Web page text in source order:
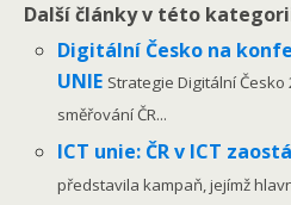
Další články v této
Digitální Česko na
UNIE Strategie Digitální Česko
směřování ČR...
ICT unie: ČR v ICT
představila kampaň, jejímž